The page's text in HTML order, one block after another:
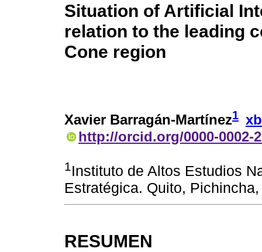
Situation of Artificial
relation to the leading
Cone region
Xavier Barragán-Martínez1
http://orcid.org/0000-0002-
1 Instituto de Altos Estudios
Estratégica. Quito,
RESUMEN